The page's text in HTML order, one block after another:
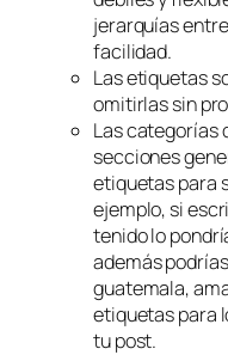
jerarquías
facilidad.
Las etiquetas
omitirlas sin
Las categorías
secciones
etiquetas para
ejemplo, si
tenido lo
además
guatemala,
etiquetas para
tu post.